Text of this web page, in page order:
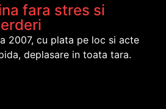
fara stres si
2007, cu plata pe loc si acte
deplasare in toata tara.